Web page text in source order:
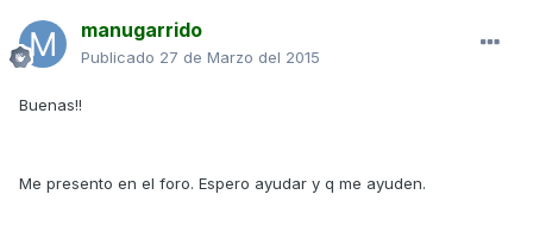
manugarrido
Publicado 27 de Marzo del 2015
Buenas!!
Me presento en el foro. Espero ayudar y q me ayuden.